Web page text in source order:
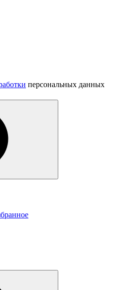
персональных данных